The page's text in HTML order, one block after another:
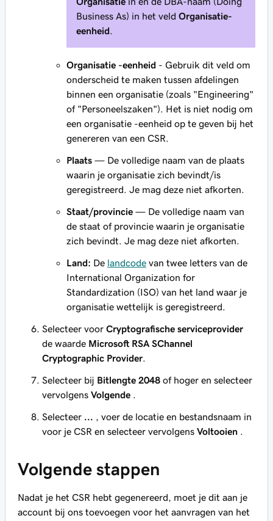
Business As) in het veld Organisatie-
eenheid
Organisatie -eenheid - Gebruik dit veld om
onderscheid te maken tussen afdelingen
binnen een organisatie (zoals "Engineering"
of "Personeelszaken"). Het is niet nodig om
een organisatie -eenheid op te geven bij het
genereren van een CSR.
Plaats — De volledige naam van de plaats
waarin je organisatie zich bevindt/is
geregistreerd. Je mag deze niet afkorten.
Staat/provincie — De volledige naam van
de staat of provincie waarin je organisatie
zich bevindt. Je mag deze niet afkorten.
Land: De landcode van twee letters van de
International Organization for
Standardization (ISO) van het land waar je
organisatie wettelijk is geregistreerd.
Selecteer voor Cryptografische serviceprovider
de waarde Microsoft RSA SChannel
Cryptographic Provider
Selecteer bij Bitlengte 2048 of hoger en selecteer
vervolgens Volgende
Selecteer ...
, voer de locatie en bestandsnaam in
voor je CSR en selecteer vervolgens Voltooien
Volgende stappen
Nadat je het CSR hebt gegenereerd, moet je dit aan je
account bij ons toevoegen voor het aanvragen van het